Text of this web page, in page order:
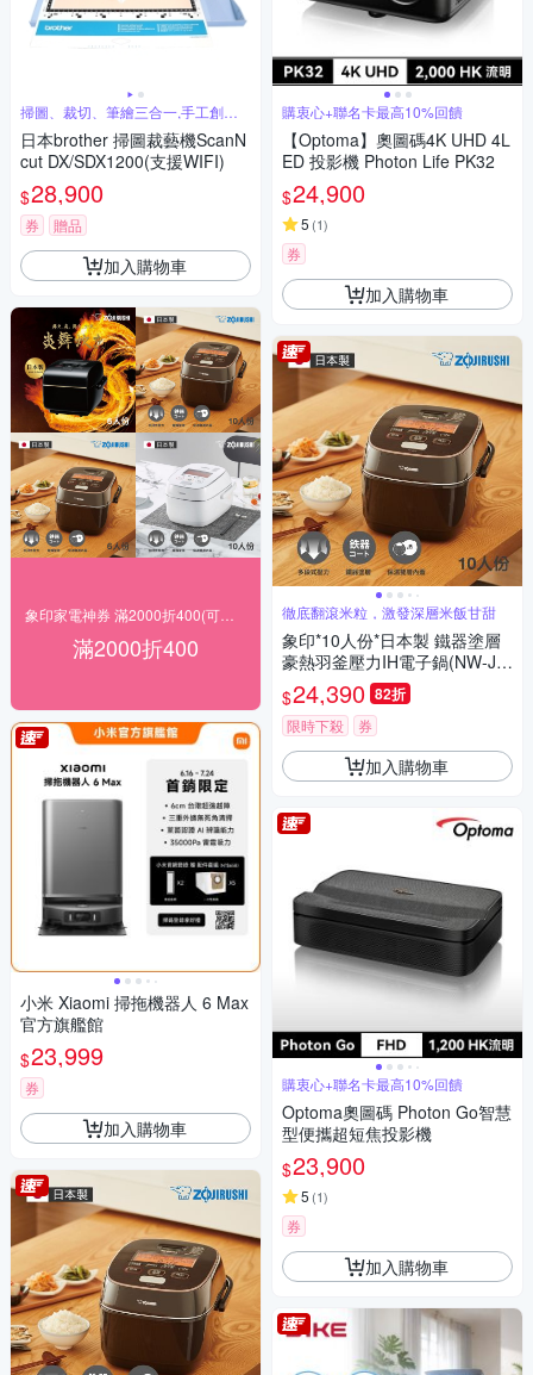
掃圖、裁切、筆繪三合一,手工創作
的好拍檔
日本brother 掃圖裁藝機ScanN
cut DX/SDX1200(支援WIFI)
$28,900
券 贈品
加入購物車
滿2000折400
小米 Xiaomi 掃拖機器人 6 Max
官方旗艦館
$23,999
券
加入購物車
購衷心+聯名卡最高10%回饋
【Optoma】奧圖碼4K UHD 4L
ED 投影機 Photon Life PK32
$24,900
5 (1)
券
加入購物車
徹底翻滾米粒，激發深層米飯甘甜
象印*10人份*日本製 鐵器塗層
豪熱羽釜壓力IH電子鍋(NW-JT
F18)(快)
$24,390 82折
限時下殺 券
加入購物車
購衷心+聯名卡最高10%回饋
Optoma奧圖碼 Photon Go智慧
型便攜超短焦投影機
$23,900
5 (1)
券
加入購物車